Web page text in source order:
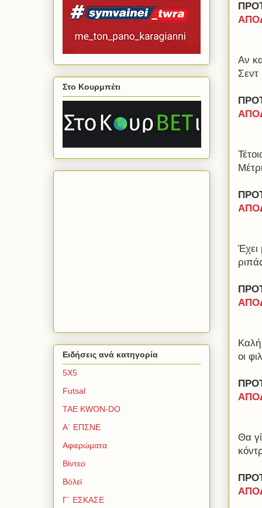
Αν
Σεντ
Έχει
οι
Θα
Στο Κουρμπέτι
Ειδήσεις ανά κατηγορία
5Χ5
Futsal
TAE KWON-DO
Α΄ ΕΠΣΝΕ
Αφιερώματα
Βίντεο
Βόλεϊ
Γ΄ ΕΣΚΑΣΕ